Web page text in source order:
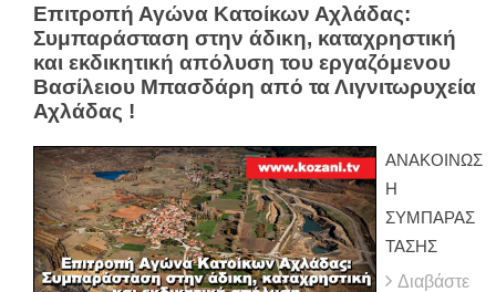
Επιτροπή Αγώνα Κατοίκων Αχλάδας:
Συμπαράσταση στην άδικη, καταχρηστική
και εκδικητική απόλυση του εργαζόμενου
Βασίλειου Μπασδάρη από τα Λιγνιτωρυχεία
Αχλάδας !
ΑΝΑΚΟΙΝΩΣ
Η
ΣΥΜΠΑΡΑΣ
ΤΑΣΗΣ
Διαβάστε